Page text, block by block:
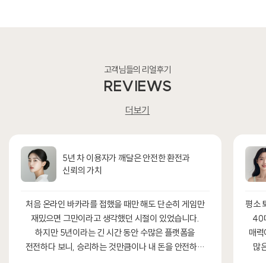
고객님들의 리얼후기
REVIEWS
더보기
실시간파워볼순위 비교하며 깨달은 40대
직장인의 선택 기준
평소 퇴근 후 스포츠 경기를 보며 소소하게 베팅을 즐기는
40대인데, 최근에는 결과가 빠르게 나오는 파워볼의
매력에 빠져 한참을 고민에 빠졌던 적이 있습니다. 워낙
많은 곳이 있다 보니 어디가 정말 믿을 만한지 갈피...
산후
전
필